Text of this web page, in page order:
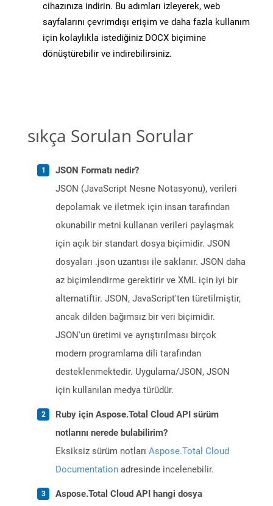
cihazınıza indirin. Bu adımları izleyerek, web
sayfalarını çevrimdışı erişim ve daha fazla kullanım
için kolaylıkla istediğiniz DOCX biçimine
dönüştürebilir ve indirebilirsiniz.
sıkça Sorulan Sorular
JSON Formatı nedir?
JSON (JavaScript Nesne Notasyonu), verileri
depolamak ve iletmek için insan tarafından
okunabilir metni kullanan verileri paylaşmak
için açık bir standart dosya biçimidir. JSON
dosyaları .json uzantısı ile saklanır. JSON daha
az biçimlendirme gerektirir ve XML için iyi bir
alternatiftir. JSON, JavaScript'ten türetilmiştir,
ancak dilden bağımsız bir veri biçimidir.
JSON'un üretimi ve ayrıştırılması birçok
modern programlama dili tarafından
desteklenmektedir. Uygulama/JSON, JSON
için kullanılan medya türüdür.
Ruby için Aspose.Total Cloud API sürüm
notlarını nerede bulabilirim?
Eksiksiz sürüm notları Aspose.Total Cloud
Documentation adresinde incelenebilir.
Aspose.Total Cloud API hangi dosya